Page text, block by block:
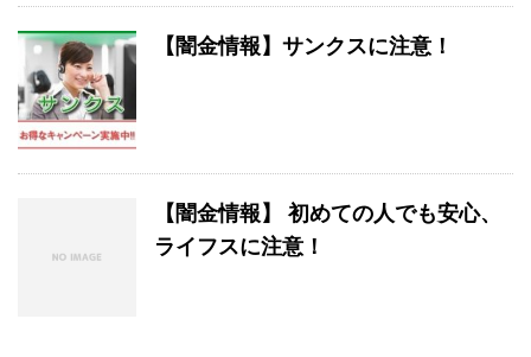
【闇金情報】サンクスに注意！
【闇金情報】 初めての人でも安心、
ライフスに注意！